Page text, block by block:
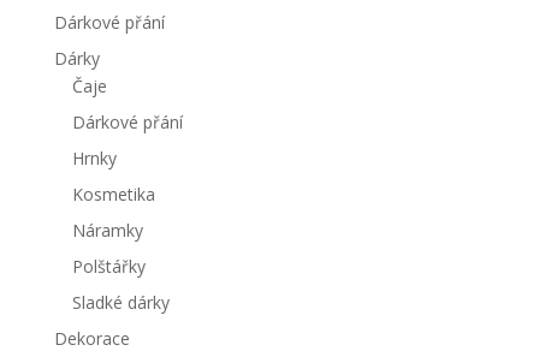
Dárkové přání
Dárky
Čaje
Dárkové přání
Hrnky
Kosmetika
Náramky
Polštářky
Sladké dárky
Dekorace